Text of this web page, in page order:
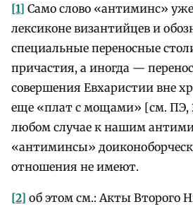
[1] Само слово «антиминс»
лексиконе византийцев и
специальные переносные
причастия, а иногда —
совершения Евхаристии вне
еще «плат с мощами» [см. ПЭ,
любом случае к нашим
«антиминсы»
отношения не имеют.
[2] об этом см.: Акты Второго